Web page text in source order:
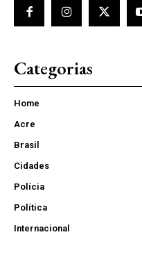
Categorias
Home
Acre
Brasil
Cidades
Polícia
Política
Internacional